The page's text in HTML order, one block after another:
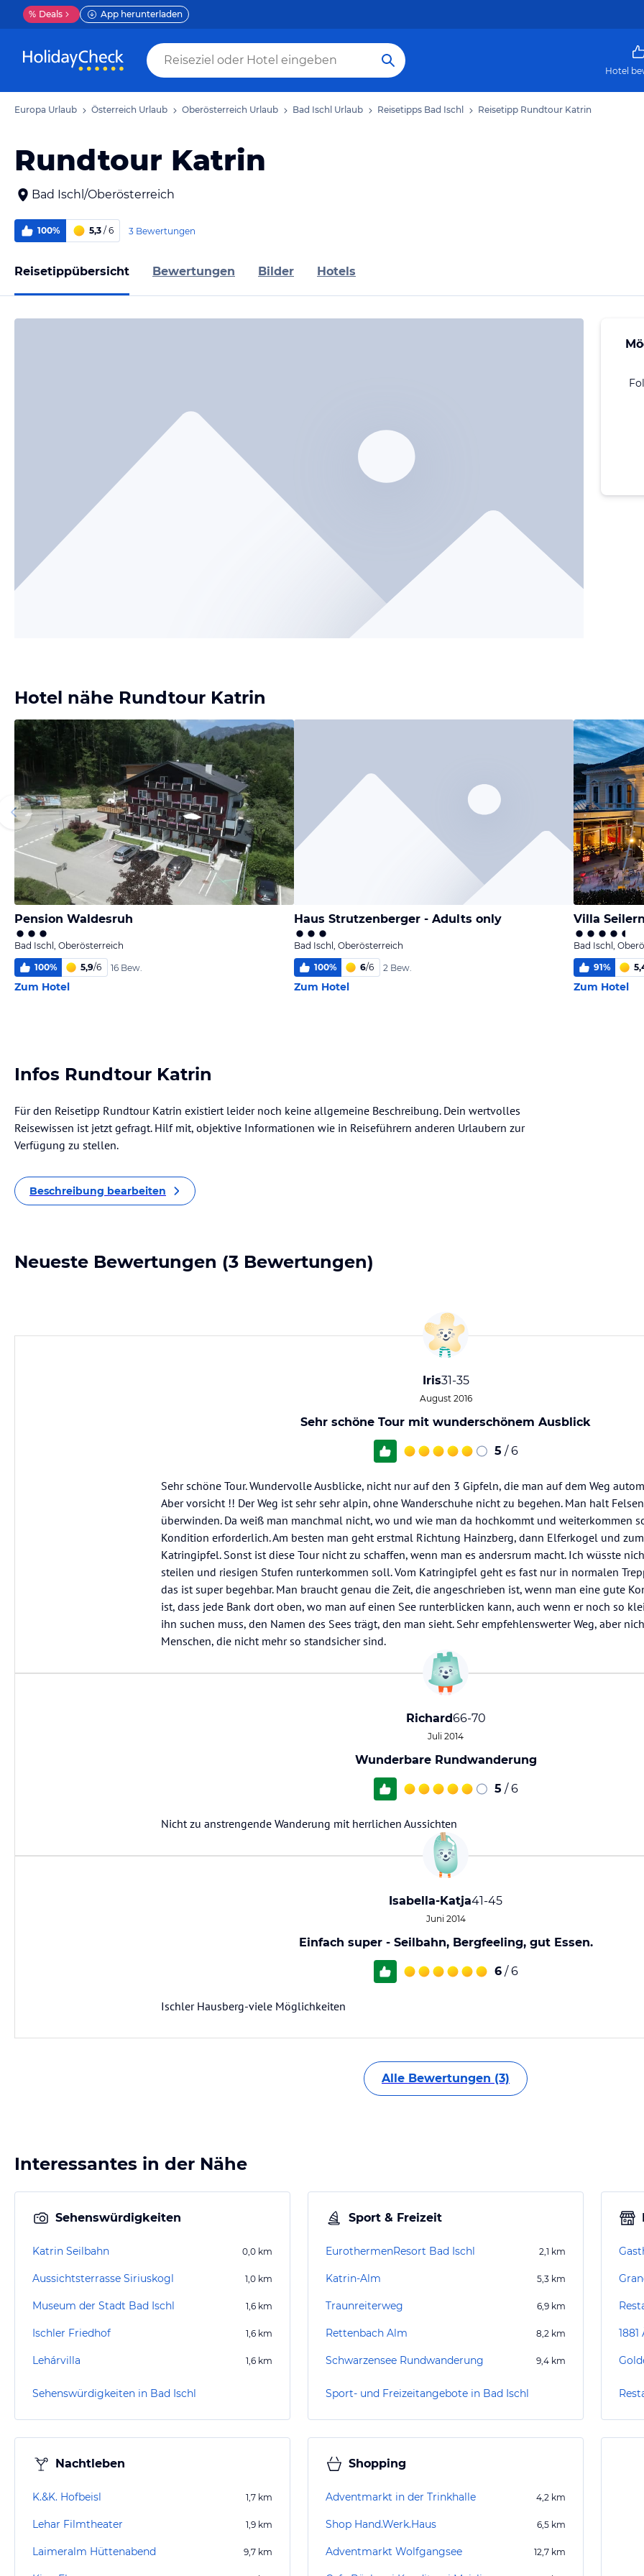
% Deals App herunterladen
Hotel
Europa Urlaub Österreich Urlaub Oberösterreich Urlaub Bad Ischl Urlaub Reisetipps Bad Ischl Reisetipp Rundtour Katrin
Rundtour Katrin
Bad Ischl/Oberösterreich
100% 5,3 / 6 3 Bewertungen
Reisetippübersicht Bewertungen Bilder Hotels
Hotel nähe Rundtour Katrin
Pension Waldesruh
Bad Ischl, Oberösterreich
100% 5,9/6 16 Bew.
Zum Hotel
Haus Strutzenberger - Adults only
Bad Ischl, Oberösterreich
100% 6/6 2 Bew.
Zum Hotel
Villa
Bad Ischl,
91%
Zum Hotel
Infos Rundtour Katrin
Für den Reisetipp Rundtour Katrin existiert leider noch keine allgemeine Beschreibung. Dein wertvolles
Reisewissen ist jetzt gefragt. Hilf mit, objektive Informationen wie in Reiseführern anderen Urlaubern zur
Verfügung zu stellen.
Beschreibung bearbeiten
Neueste Bewertungen (3 Bewertungen)
Iris31-35
August 2016
Sehr schöne Tour mit wunderschönem Ausblick
5 / 6
Sehr schöne Tour. Wundervolle Ausblicke, nicht nur auf den 3 Gipfeln, die man auf dem Weg
Aber vorsicht !! Der Weg ist sehr sehr alpin, ohne Wanderschuhe nicht zu begehen. Man halt
überwinden. Da weiß man manchmal nicht, wo und wie man da hochkommt und weiterkommen
Kondition erforderlich. Am besten man geht erstmal Richtung Hainzberg, dann Elferkogel und
Katringipfel. Sonst ist diese Tour nicht zu schaffen, wenn man es andersrum macht. Ich wüsste
steilen und riesigen Stufen runterkommen soll. Vom Katringipfel geht es fast nur in normalen
das ist super begehbar. Man braucht genau die Zeit, die angeschrieben ist, wenn man eine gute
ist, dass jede Bank dort oben, wo man auf einen See runterblicken kann, auch wenn er noch so
ihn suchen muss, den Namen des Sees trägt, den man sieht. Sehr empfehlenswerter Weg, aber
Menschen, die nicht mehr so standsicher sind.
Richard66-70
Juli 2014
Wunderbare Rundwanderung
5 / 6
Nicht zu anstrengende Wanderung mit herrlichen Aussichten
Isabella-Katja41-45
Juni 2014
Einfach super - Seilbahn, Bergfeeling, gut Essen.
6 / 6
Ischler Hausberg-viele Möglichkeiten
Alle Bewertungen (3)
Interessantes in der Nähe
Sehenswürdigkeiten
Katrin Seilbahn 0,0 km
Aussichtsterrasse Siriuskogl 1,0 km
Museum der Stadt Bad Ischl 1,6 km
Ischler Friedhof 1,6 km
Lehárvilla 1,6 km
Sehenswürdigkeiten in Bad Ischl
Sport & Freizeit
EurothermenResort Bad Ischl 2,1 km
Katrin-Alm 5,3 km
Traunreiterweg 6,9 km
Rettenbach Alm 8,2 km
Schwarzensee Rundwanderung 9,4 km
Sport- und Freizeitangebote in Bad Ischl
Nachtleben
K.&K. Hofbeisl 1,7 km
Lehar Filmtheater 1,9 km
Laimeralm Hüttenabend 9,7 km
Shopping
Adventmarkt in der Trinkhalle 4,2 km
Shop Hand.Werk.Haus 6,5 km
Adventmarkt Wolfgangsee 12,7 km